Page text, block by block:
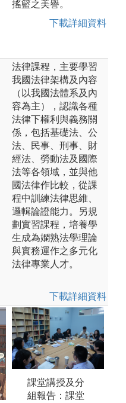
搖籃之美譽。
下載詳細資料
法律課程，主要學習
我國法律架構及內容
（以我國法體系及內
容為主），認識各種
法律下權利與義務關
係，包括基礎法、公
法、民事、刑事、財
經法、勞動法及國際
法等各領域，並與他
國法律作比較，從課
程中訓練法律思維、
邏輯論證能力。另規
劃實習課程，培養學
生成為嫻熟法學理論
與實務運作之多元化
法律專業人才。
下載詳細資料
課堂講授及分
組報告：課堂